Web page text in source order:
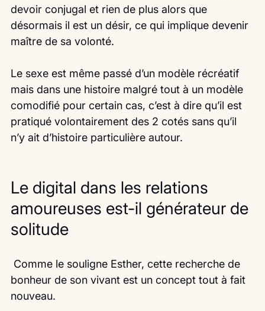
devoir conjugal et rien de plus alors que
désormais il est un désir, ce qui implique devenir
maître de sa volonté.
Le sexe est même passé d’un modèle récréatif
mais dans une histoire malgré tout à un modèle
comodifié pour certain cas, c’est à dire qu’il est
pratiqué volontairement des 2 cotés sans qu’il
n’y ait d’histoire particulière autour.
Le digital dans les relations
amoureuses est-il générateur de
solitude
bonheur de son vivant est un concept tout à fait
nouveau.